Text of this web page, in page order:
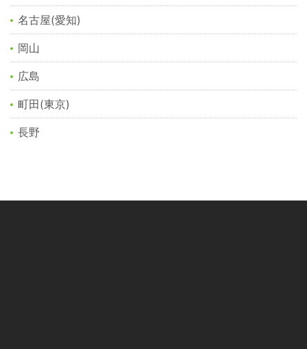
名古屋(愛知)
岡山
広島
町田(東京)
長野